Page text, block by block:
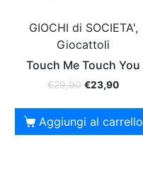
GIOCHI di SOCIETA',
Giocattoli
Touch Me Touch You
€29,90 €23,90
Aggiungi al carrello